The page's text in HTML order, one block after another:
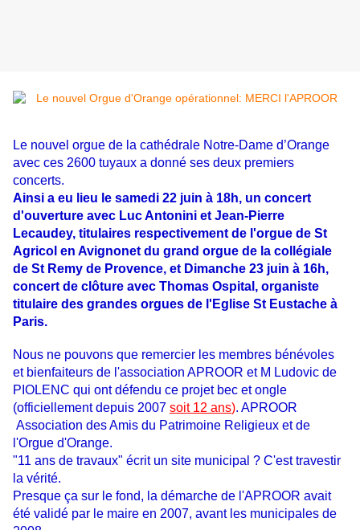
Le nouvel orgue de la cathédrale Notre-Dame d’Orange
avec ces 2600 tuyaux a donné ses deux premiers
concerts.
Ainsi a eu lieu le samedi 22 juin à 18h, un concert
d'ouverture avec Luc Antonini et Jean-Pierre
Lecaudey, titulaires respectivement de l'orgue de St
Agricol en Avignonet du grand orgue de la collégiale
de St Remy de Provence, et Dimanche 23 juin à 16h,
concert de clôture avec Thomas Ospital, organiste
titulaire des grandes orgues de l'Eglise St Eustache à
Paris.
Nous ne pouvons que remercier les membres bénévoles
et bienfaiteurs de l'association APROOR et M Ludovic de
PIOLENC qui ont défendu ce projet bec et ongle
(officiellement depuis 2007 soit 12 ans). APROOR
Association des Amis du Patrimoine Religieux et de
l'Orgue d'Orange.
"11 ans de travaux" écrit un site municipal ? C'est travestir
la vérité.
Presque ça sur le fond, la démarche de l'APROOR avait
été validé par le maire en 2007, avant les municipales de